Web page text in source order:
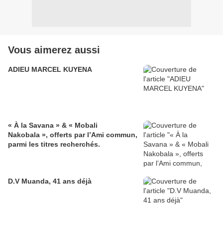
Vous aimerez aussi
ADIEU MARCEL KUYENA
« À la Savana » & « Mobali
Nakobala », offerts par l’Ami commun,
parmi les titres recherchés.
D.V Muanda, 41 ans déjà